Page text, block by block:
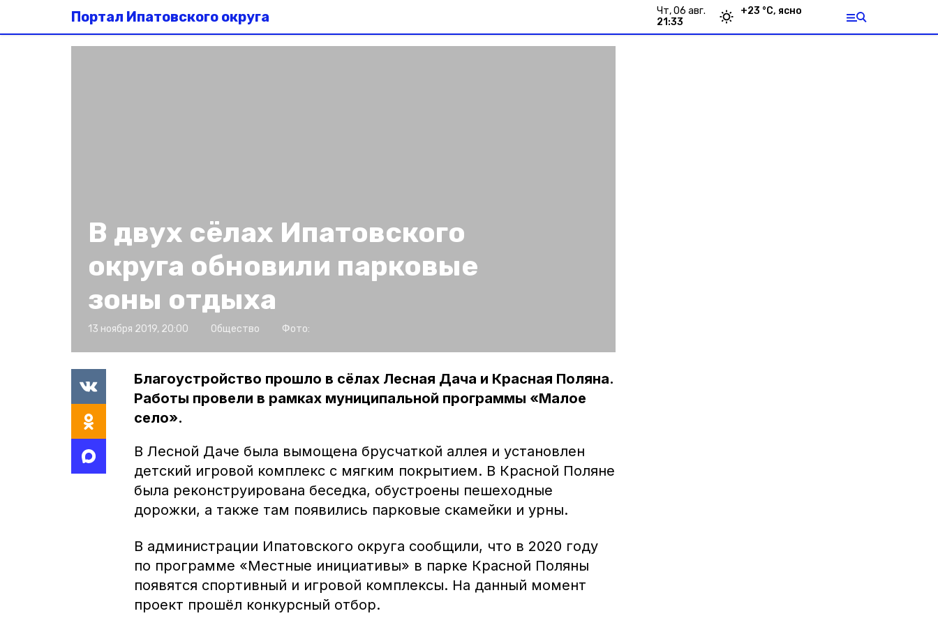
Портал Ипатовского округа
чт, 06 авг.
21:33
+23 °С, ясно
В двух сёлах Ипатовского
округа обновили парковые
зоны отдыха
13 ноября 2019, 20:00 Общество Фото:
Благоустройство прошло в сёлах Лесная Дача и Красная Поляна.
Работы провели в рамках муниципальной программы «Малое
село».
В Лесной Даче была вымощена брусчаткой аллея и установлен
детский игровой комплекс с мягким покрытием. В Красной Поляне
была реконструирована беседка, обустроены пешеходные
дорожки, а также там появились парковые скамейки и урны.
В администрации Ипатовского округа сообщили, что в 2020 году
по программе «Местные инициативы» в парке Красной Поляны
появятся спортивный и игровой комплексы. На данный момент
проект прошёл конкурсный отбор.